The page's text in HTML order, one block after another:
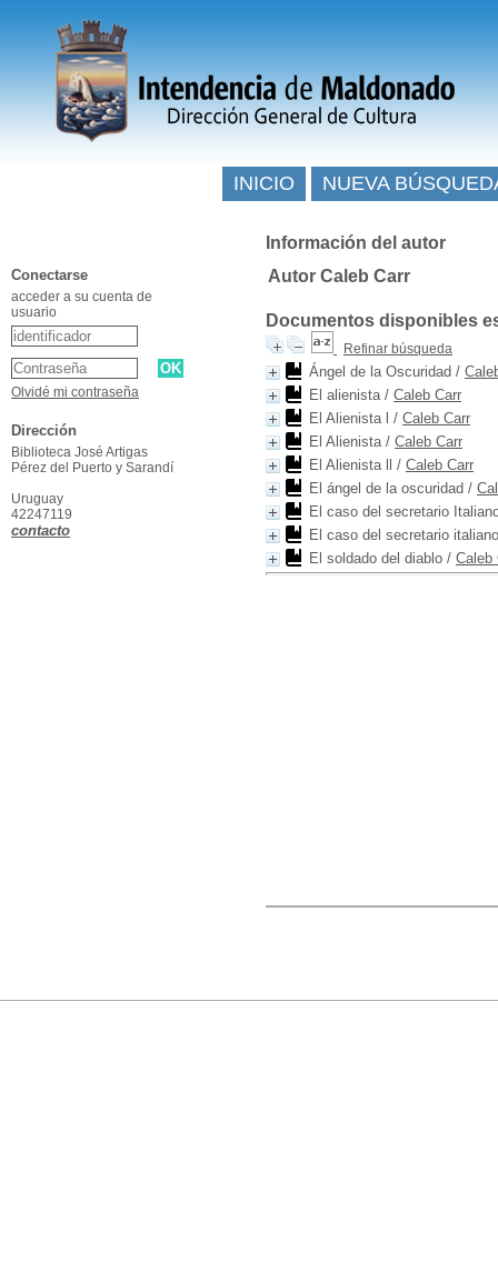
Información del autor
Autor Caleb Carr
Documentos disponibles
Refinar búsqueda
Ángel de la Oscuridad /
El alienista/ Caleb Carr
El Alienista l
/ Caleb Carr
El Alienista/ Caleb Carr
El Alienista ll
/ Caleb Carr
El ángel de la oscuridad /
El caso del secretario
El caso del secretario
El soldado del diablo / Caleb
INICIO NUEVA
Conectarse
acceder a su cuenta de
usuario
Olvidé mi contraseña
Dirección
Biblioteca José Artigas
Pérez del Puerto y Sarandí
Uruguay
42247119
contacto